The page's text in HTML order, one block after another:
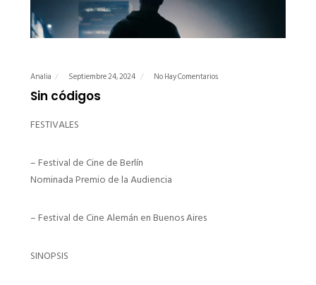
Analia Septiembre 24, 2024 No Hay Comentarios
Sin códigos
FESTIVALES
– Festival de Cine de Berlín
Nominada Premio de la Audiencia
– Festival de Cine Alemán en Buenos Aires
SINOPSIS